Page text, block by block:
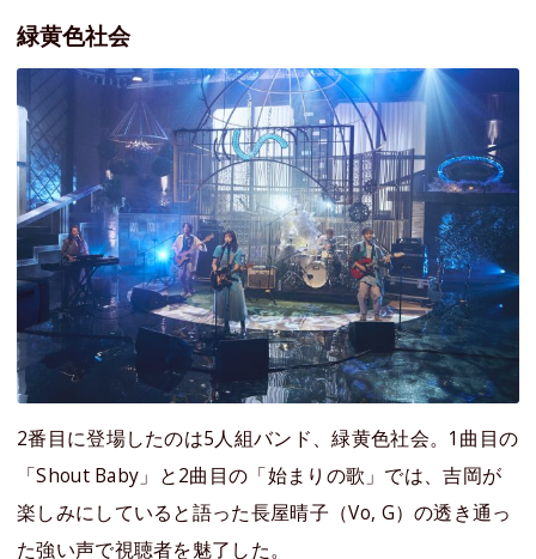
緑黄色社会
2番目に登場したのは5人組バンド、緑黄色社会。1曲目の
「Shout Baby」と2曲目の「始まりの歌」では、吉岡が
楽しみにしていると語った長屋晴子（Vo, G）の透き通っ
た強い声で視聴者を魅了した。